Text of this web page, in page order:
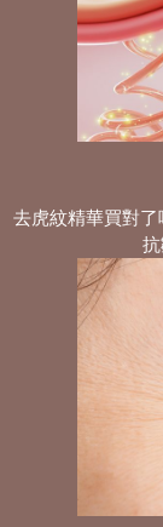
去虎紋精華買對